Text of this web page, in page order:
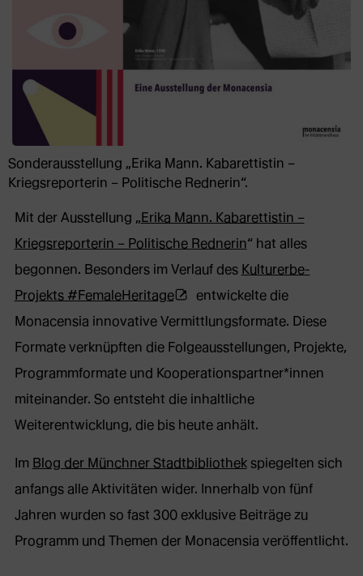
Sonderausstellung „Erika Mann. Kabarettistin –
Kriegsreporterin – Politische Rednerin“.
Mit der Ausstellung „ Erika Mann. Kabarettistin –
Kriegsreporterin – Politische Rednerin“ hat alles
begonnen. Besonders im Verlauf des Kulturerbe-
Projekts #FemaleHeritage(Öffnet
externe
Webseite
in
neuem
Tab)
entwickelte die
Monacensia innovative Vermittlungsformate. Diese
Formate verknüpften die Folgeausstellungen, Projekte,
Programmformate und Kooperationspartner*innen
miteinander. So entsteht die inhaltliche
Weiterentwicklung, die bis heute anhält.
Im Blog der Münchner Stadtbibliothekspiegelten sich
anfangs alle Aktivitäten wider. Innerhalb von fünf
Jahren wurden so fast 300 exklusive Beiträge zu
Programm und Themen der Monacensia veröffentlicht.